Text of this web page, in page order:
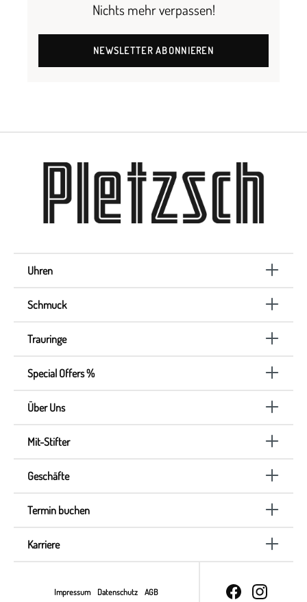
Nichts mehr verpassen!
NEWSLETTER ABONNIEREN
Uhren
Schmuck
Trauringe
Special Offers %
Über Uns
Mit-Stifter
Geschäfte
Termin buchen
Karriere
Impressum Datenschutz AGB